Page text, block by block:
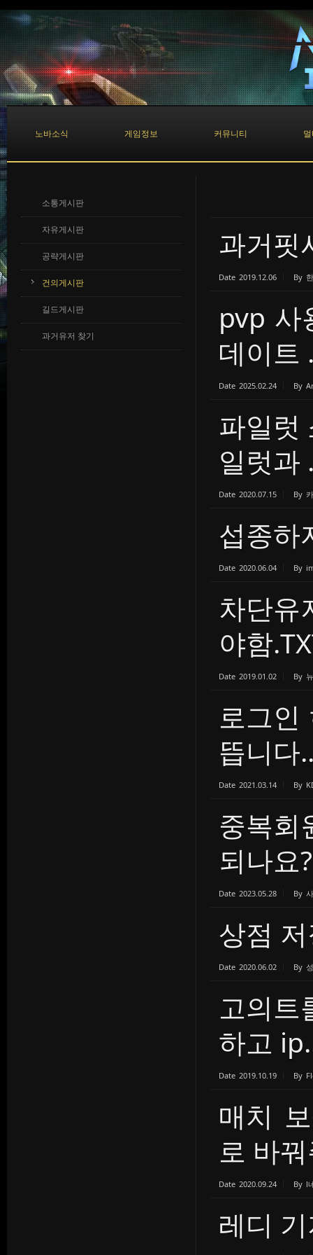
노바소식 게임정보 커뮤니티
소통게시판
자유게시판
공략게시판
건의게시판
길드게시판
과거유저 찾기
과거핏
Date 2019.12.06 By
pvp 사
데이트
Date 2025.02.24 By
파일럿
일럿과
Date 2020.07.15 By
섭종하
Date 2020.06.04 By
차단유
야함
Date 2019.01.02 By
로그인
뜹니다
Date 2021.03.14 By
중복회
되나요?
Date 2023.05.28 By
상점
Date 2020.06.02 By
고의트
하고
Date 2019.10.19 By
매치
로 바
Date 2020.09.24 By l
레디
Sketchbook5, 스케치북5
Sketchbook5, 스케치북5